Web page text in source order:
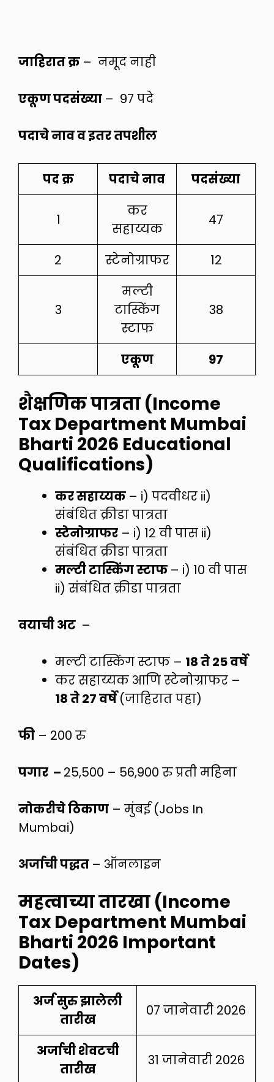
जाहिरात क्र – नमूद नाही
एकूण पदसंख्या – 97 पदे
पदाचे नाव व इतर तपशील
पद क्र पदाचे नाव पदसंख्या
1
कर
सहाय्यक
47
2 स्टेनोग्राफर 12
3
मल्टी
टास्किंग
स्टाफ
38
एकूण 97
शैक्षणिक पात्रता (Income
Tax Department Mumbai
Bharti 2026 Educational
Qualifications)
कर सहाय्यक – i) पदवीधर ii)
संबंधित क्रीडा पात्रता
स्टेनोग्राफर – i) 12 वी पास ii)
संबंधित क्रीडा पात्रता
मल्टी टास्किंग स्टाफ – i) 10 वी पास
ii) संबंधित क्रीडा पात्रता
वयाची अट –
मल्टी टास्किंग स्टाफ – 18 ते 25 वर्षे
कर सहाय्यक आणि स्टेनोग्राफर –
18 ते 27 वर्षे(जाहिरात पहा)
फी – 200 रु
पगार – 25,500 – 56,900 रु प्रती महिना
नोकरीचे ठिकाण – मुंबई (Jobs In
Mumbai)
अर्जाची पद्धत – ऑनलाइन
महत्वाच्या तारखा (Income
Tax Department Mumbai
Bharti 2026 Important
Dates)
अर्ज सुरु झालेली
तारीख
07 जानेवारी 2026
अर्जाची शेवटची
तारीख
31 जानेवारी 2026